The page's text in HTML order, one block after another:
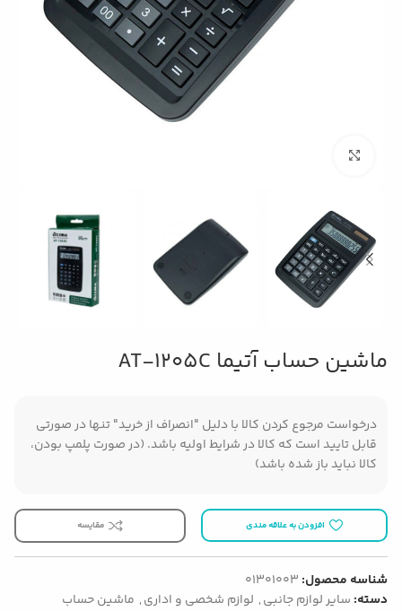
ماشین حساب آتیما AT-1205C
درخواست مرجوع کردن کالا با دلیل "انصراف از خرید" تنها در صورتی
قابل تایید است که کالا در شرایط اولیه باشد. (در صورت پلمپ بودن،
کالا نباید باز شده باشد)
افزودن به علاقه مندی مقایسه
شناسه محصول: 01301003
دسته: سایر لوازم جانبی, لوازم شخصی و اداری, ماشین حساب